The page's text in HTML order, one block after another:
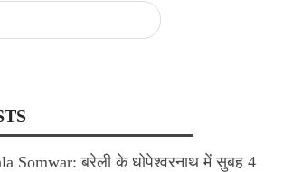
Somwar: बरेली के धोपेश्वरनाथ में सुबह 4